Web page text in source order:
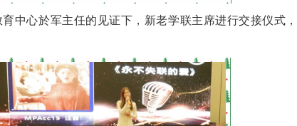
心於军主任的见证下，新老学联主席进行交接仪式